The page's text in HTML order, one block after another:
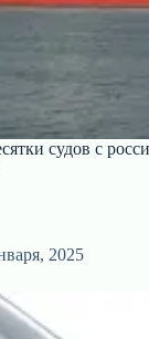
судов с
2025